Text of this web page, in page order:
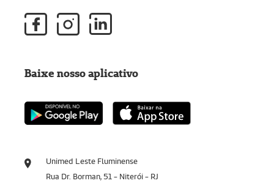
Unimed Leste Fluminense
Rua Dr. Borman, 51 - Niterói - RJ
Baixe nosso aplicativo